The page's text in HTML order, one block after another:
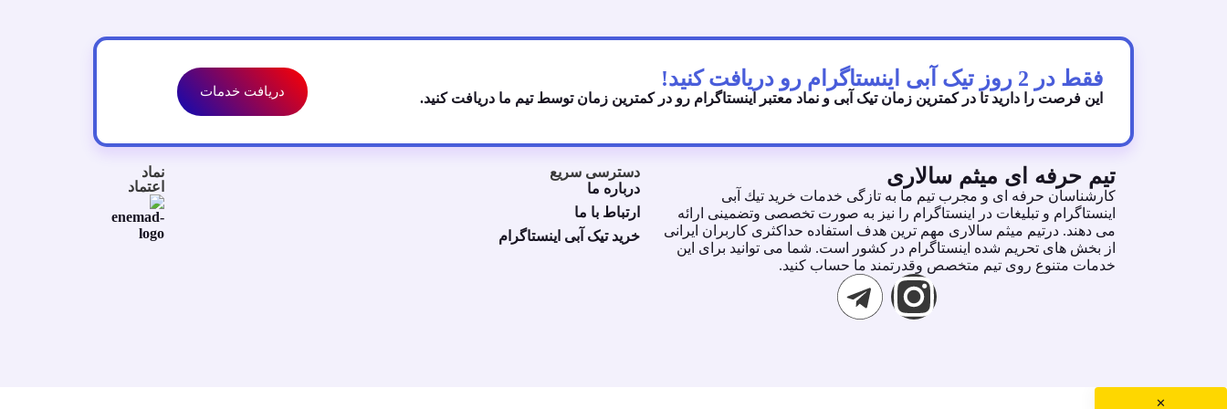
فقط در 2 روز تیک آبی اینستاگرام رو دریافت کنید!
این فرصت را دارید تا در کمترین زمان تیک آبی و نماد معتبر اینستاگرام رو در کمترین زمان توسط تیم ما دریافت کنید. دریافت خدمات
تیم حرفه ای میثم سالاری
كارشناسان حرفه اى و مجرب تيم ما به تازگى خدمات خريد تيك آبى
اينستاگرام و تبليغات در اينستاگرام را نيز به صورت تخصصى وتضمينى ارائه
مى دهند. درتيم ميثم سالارى مهم ترين هدف استفاده حداكثرى كاربران ايرانى
از بخش هاى تحريم شده اينستاگرام در كشور است. شما مى توانيد براى اين
خدمات متنوع روى تيم متخصص وقدرتمند ما حساب كنيد.
دسترسی سریع
درباره ما
ارتباط با ما
خرید تیک آبی اینستاگرام
نماد
اعتماد
✕